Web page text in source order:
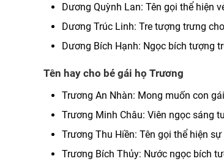
Dương Quỳnh Lan: Tên gọi thể hiện
Dương Trúc Linh: Tre tượng trưng
Dương Bích Hạnh: Ngọc bích tượng
Tên hay cho bé gái họ Trương
Trương An Nhàn: Mong muốn con
Trương Minh Châu: Viên ngọc sáng
Trương Thu Hiền: Tên gọi thể hiện
Trương Bích Thủy: Nước ngọc bích